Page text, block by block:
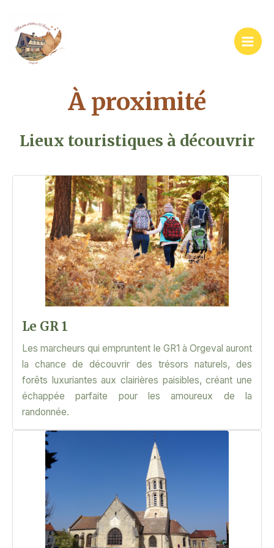
contenu
À proximité
Lieux touristiques à découvrir
Le GR 1
Les marcheurs qui empruntent le GR1 à Orgeval auront
la chance de découvrir des trésors naturels, des
forêts luxuriantes aux clairières paisibles, créant une
échappée parfaite pour les amoureux de la
randonnée.